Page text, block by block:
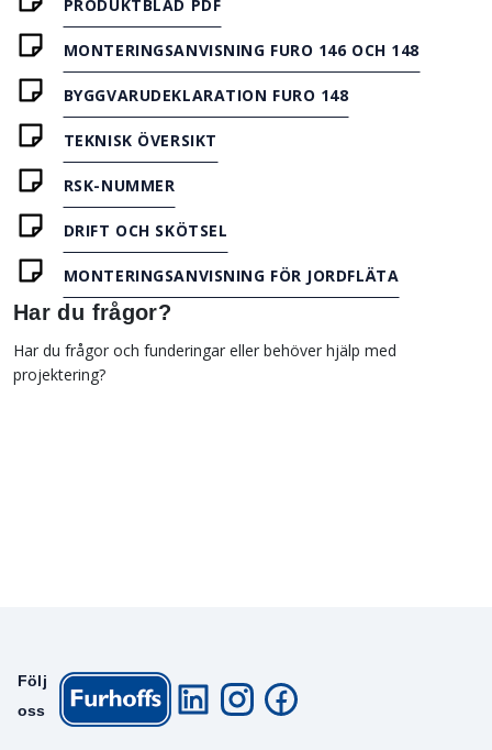
PRODUKTBLAD PDF
MONTERINGSANVISNING FURO 146 OCH 148
BYGGVARUDEKLARATION FURO 148
TEKNISK ÖVERSIKT
RSK-NUMMER
DRIFT OCH SKÖTSEL
MONTERINGSANVISNING FÖR JORDFLÄTA
Har du frågor?
Har du frågor och funderingar eller behöver hjälp med
projektering?
Följ
oss